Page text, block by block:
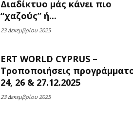
Διαδίκτυο μάς κάνει πιο
“χαζούς” ή...
23 Δεκεμβρίου 2025
ERT WORLD CYPRUS –
Τροποποιήσεις
24, 26 & 27.12.2025
23 Δεκεμβρίου 2025